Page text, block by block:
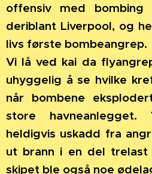
offensiv med bombing
deriblant Liverpool, og
livs første bombeangrep.
Vi lå ved kai da
uhyggelig å se hvilke
når bombene
store
heldigvis uskadd fra
ut brann i en del trelast
skipet ble også noe